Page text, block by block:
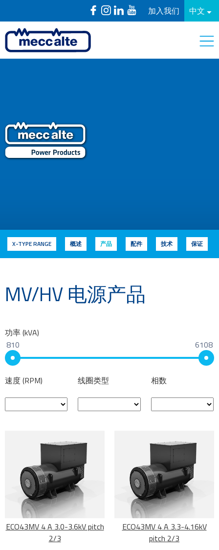
加入我们 中文
PowerProducts
X-TYPE RANGE 概述 产品 配件 技术 保证
MV/HV 电源产品
功率 (kVA)
810
6108
速度 (RPM) 线圈类型 相数
ECO43MV 4 A 3.0-3.6kV pitch
2/3
ECO43MV 4 A 3.3-4.16kV
pitch 2/3